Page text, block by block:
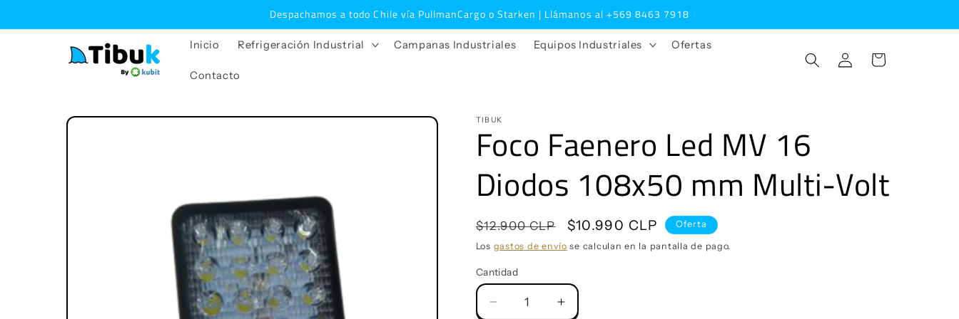
al contenido
Despachamos a todo Chile vía PullmanCargo o Starken | Llámanos al +569 8463 7918
Inicio Refrigeración Industrial Campanas Industriales Equipos Industriales Ofertas
Contacto
Iniciar
sesión
Carrito
directamente
TIBUK
Foco Faenero Led MV 16
Diodos 108x50 mm Multi-Volt
Precio
habitual
$12.900 CLP
Precio
de
$10.990 CLP Oferta
Los gastos de envío se calculan en la pantalla de pago.
Cantidad
Reducir
Aumentar